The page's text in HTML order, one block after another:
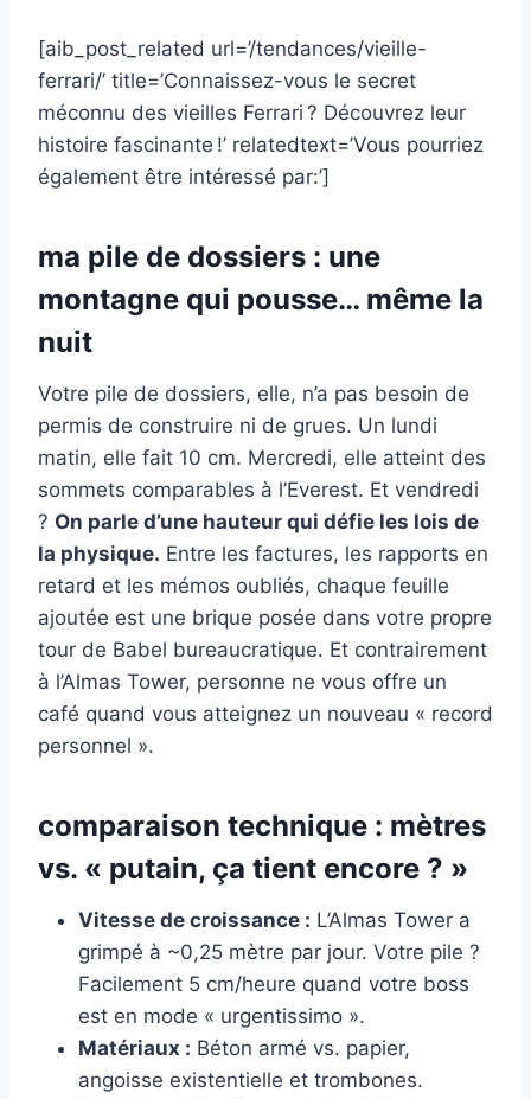
[aib_post_related url=’/tendances/vieille-
ferrari/’ title=’Connaissez-vous le secret
méconnu des vieilles Ferrari ? Découvrez leur
histoire fascinante !’ relatedtext=’Vous pourriez
également être intéressé par:’]
ma pile de dossiers : une
montagne qui pousse… même la
nuit
Votre pile de dossiers, elle, n’a pas besoin de
permis de construire ni de grues. Un lundi
matin, elle fait 10 cm. Mercredi, elle atteint des
sommets comparables à l’Everest. Et vendredi
? On parle d’une hauteur qui défie les lois de
la physique. Entre les factures, les rapports en
retard et les mémos oubliés, chaque feuille
ajoutée est une brique posée dans votre propre
tour de Babel bureaucratique. Et contrairement
à l’Almas Tower, personne ne vous offre un
café quand vous atteignez un nouveau « record
personnel ».
comparaison technique : mètres
vs. « putain, ça tient encore ? »
Vitesse de croissance : L’Almas Tower a
grimpé à ~0,25 mètre par jour. Votre pile ?
Facilement 5 cm/heure quand votre boss
est en mode « urgentissimo ».
Matériaux : Béton armé vs. papier,
angoisse existentielle et trombones.